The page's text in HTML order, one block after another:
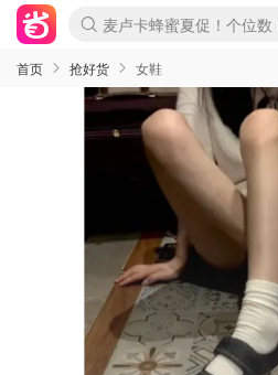
麦卢卡蜂蜜夏促！个位数！
Prada/Miu 4.8折！
啥？必胜客披萨5折！
首页 抢好货 女鞋